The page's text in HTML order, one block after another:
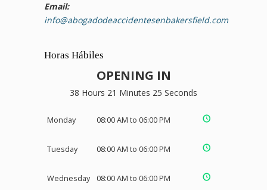
Email:
info@abogadodeaccidentesenbakersfield.com
Horas Hábiles
OPENING IN
38 Hours 21 Minutes 25 Seconds
Monday 08:00 AM to 06:00 PM
Tuesday 08:00 AM to 06:00 PM
Wednesday 08:00 AM to 06:00 PM